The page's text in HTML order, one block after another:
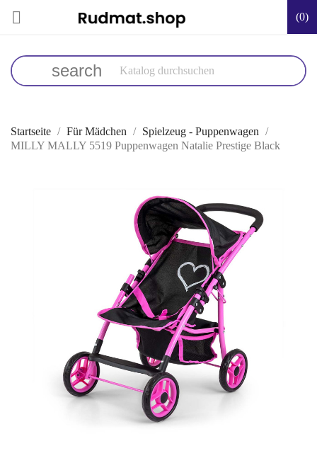
 (0)
search
Startseite Für Mädchen
Spielzeug - Puppenwagen
MILLY MALLY 5519 Puppenwagen Natalie Prestige Black